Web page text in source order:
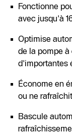
Fonctionne
avec jusqu'à
Optimise
de la pompe
d'importantes
Économe en
ou ne
Bascule